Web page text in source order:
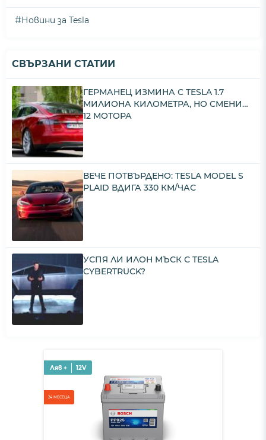
#Новини за Tesla
СВЪРЗАНИ СТАТИИ
ГЕРМАНЕЦ ИЗМИНА С TESLA 1.7
МИЛИОНА КИЛОМЕТРА, НО СМЕНИ…
12 МОТОРА
ВЕЧЕ ПОТВЪРДЕНО: TESLA MODEL S
PLAID ВДИГА 330 КМ/ЧАС
УСПЯ ЛИ ИЛОН МЪСК С TESLA
CYBERTRUCK?
Ляв + 12V
24 МЕСЕЦА